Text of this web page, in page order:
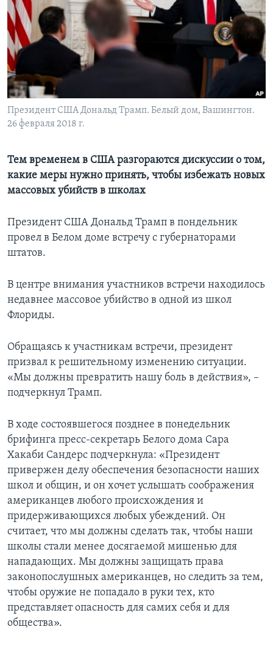
Learning English
СОЦИАЛЬНЫЕ СЕТИ
Языки
Президент США Дональд Трамп. Белый дом, Вашингтон.
26 февраля 2018 г.
Тем временем в США разгораются дискуссии о том,
какие меры нужно принять, чтобы избежать новых
массовых убийств в школах
Президент США Дональд Трамп в пондельник
провел в Белом доме встречу с губернаторами
штатов.
В центре внимания участников встречи находилось
недавнее массовое убийство в одной из школ
Флориды.
Обращаясь к участникам встречи, президент
призвал к решительному изменению ситуации.
«Мы должны превратить нашу боль в действия», –
подчеркнул Трамп.
В ходе состоявшегося позднее в понедельник
брифинга пресс-секретарь Белого дома Сара
Хакаби Сандерс подчеркнула: «Президент
привержен делу обеспечения безопасности наших
школ и общин, и он хочет услышать соображения
американцев любого происхождения и
придерживающихся любых убеждений. Он
считает, что мы должны сделать так, чтобы наши
школы стали менее досягаемой мишенью для
нападающих. Мы должны защищать права
законопослушных американцев, но следить за тем,
чтобы оружие не попадало в руки тех, кто
представляет опасность для самих себя и для
общества».